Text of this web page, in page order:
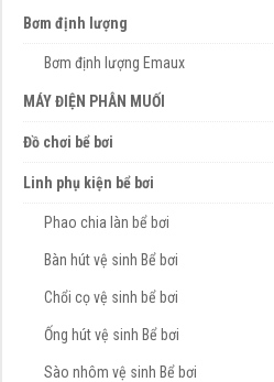
Bơm định lượng
Bơm định lượng Emaux
MÁY ĐIỆN PHÂN MUỐI
Đồ chơi bể bơi
Linh phụ kiện bể bơi
Phao chia làn bể bơi
Bàn hút vệ sinh Bể bơi
Chổi cọ vệ sinh bể bơi
Ống hút vệ sinh Bể bơi
Sào nhôm vệ sinh Bể bơi